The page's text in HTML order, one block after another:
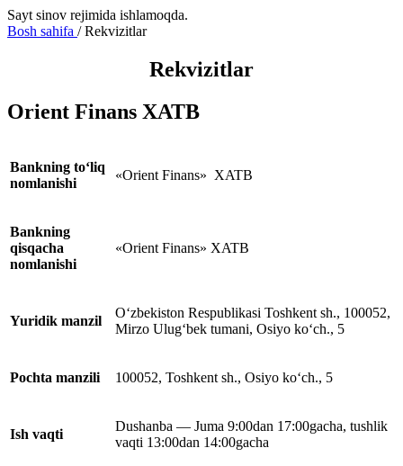
Sayt sinov rejimida ishlamoqda.
Bosh sahifa /Rekvizitlar
Rekvizitlar
Orient Finans XATB
Bankning to‘liq
nomlanishi
«Orient Finans» XATB
Bankning
qisqacha
nomlanishi
«Orient Finans» XATB
Yuridik manzil
O‘zbekiston Respublikasi Toshkent sh., 100052,
Mirzo Ulug‘bek tumani, Osiyo ko‘ch., 5
Pochta manzili 100052, Toshkent sh., Osiyo ko‘ch., 5
Ish vaqti
Dushanba — Juma 9:00dan 17:00gacha, tushlik
vaqti 13:00dan 14:00gacha